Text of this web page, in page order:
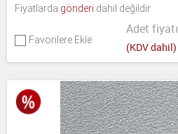
Fiyatlarda gönderi dahil değildir
Favorilere Ekle
Adet fiyatı
(KDV dahil)